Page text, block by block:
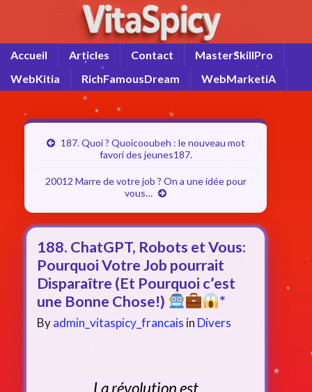
Accueil Articles Contact
MasterSkillPro
WebKitia
RichFamousDream WebMarketiA
187. Quoi ? Quoicooubeh : le nouveau mot
favori des jeunes187.
20012 Marre de votre job ? On a une idée pour
vous…
188. ChatGPT, Robots et Vous:
Pourquoi Votre Job pourrait
Disparaître (Et Pourquoi c’est
une Bonne Chose!)
*
Byadmin_vitaspicy_francais in Divers
La révolution est